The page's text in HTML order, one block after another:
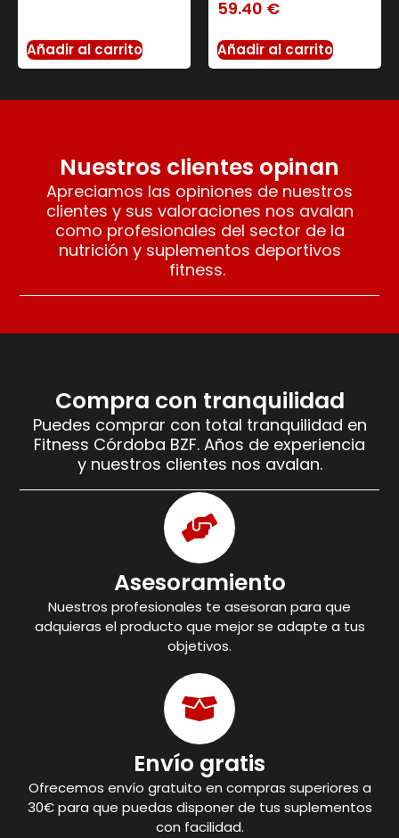
Añadir al carrito
59.40 €
Añadir al carrito
Nuestros clientes opinan
Apreciamos las opiniones de nuestros
clientes y sus valoraciones nos avalan
como profesionales del sector de la
nutrición y suplementos deportivos
fitness.
Compra con tranquilidad
Puedes comprar con total tranquilidad en
Fitness Córdoba BZF. Años de experiencia
y nuestros clientes nos avalan.
Asesoramiento
Nuestros profesionales te asesoran para que
adquieras el producto que mejor se adapte a tus
objetivos.
Envío gratis
Ofrecemos envío gratuito en compras superiores a
30€ para que puedas disponer de tus suplementos
con facilidad.